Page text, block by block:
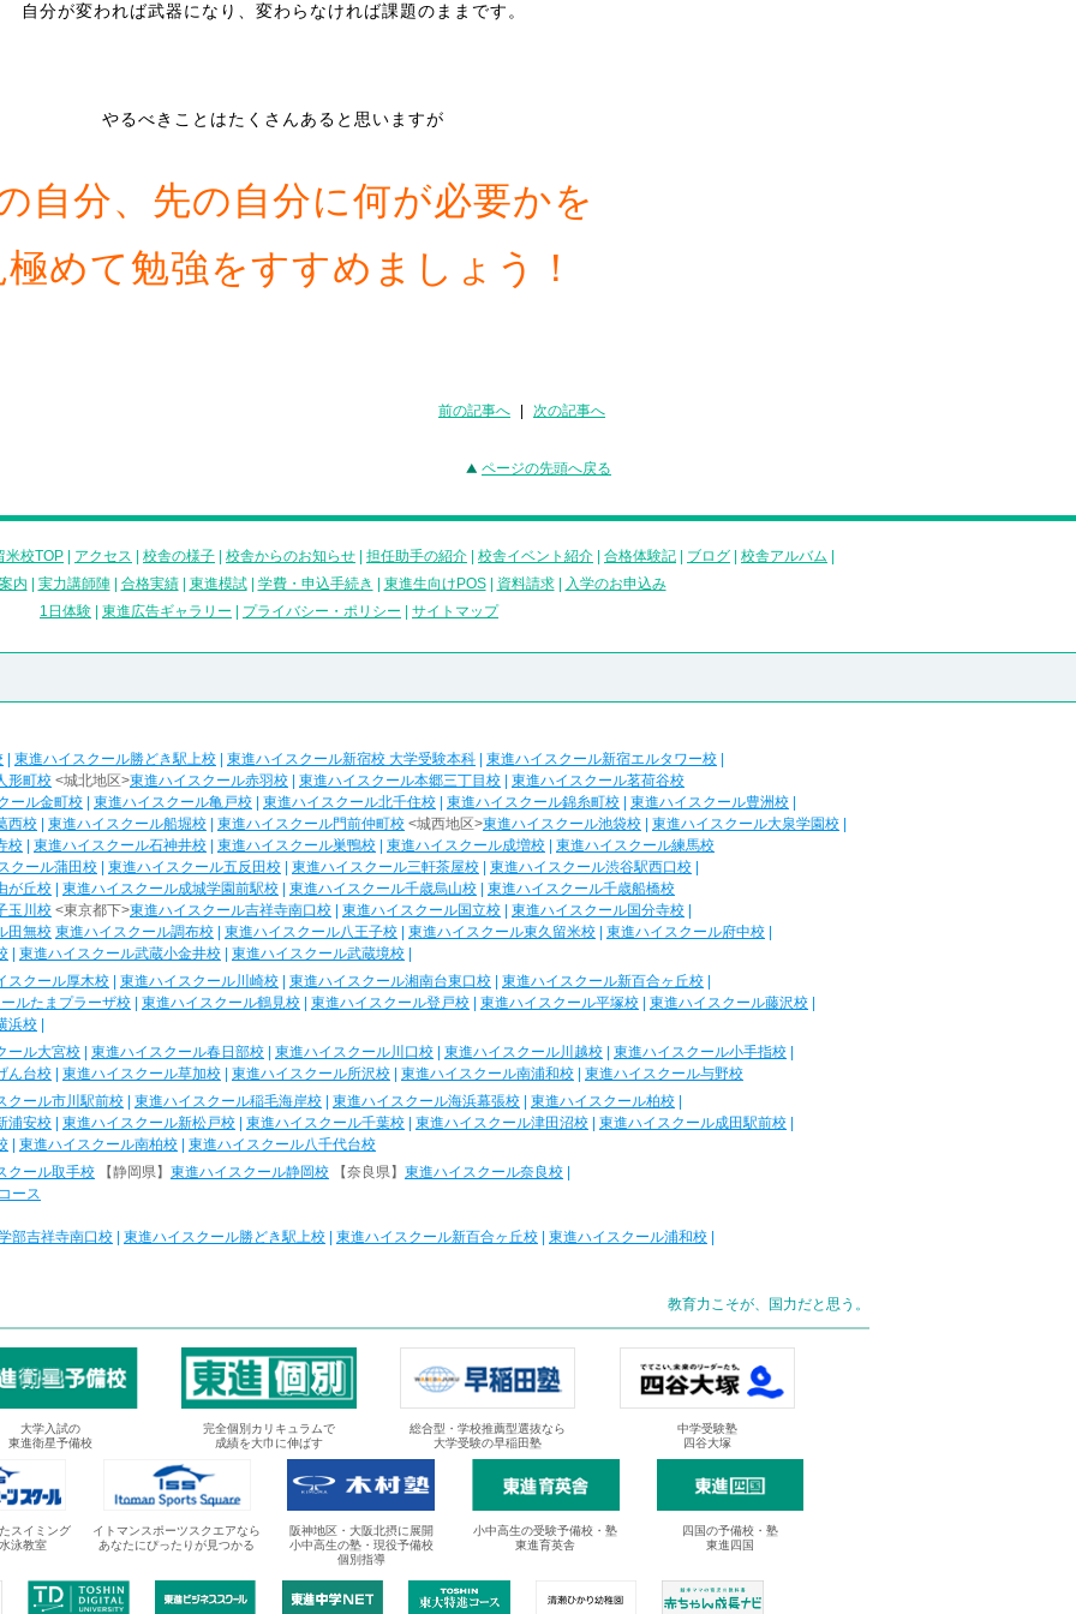
自分が変われば武器になり、変わらなければ課題のままです。
やるべきことはたくさんあると思いますが
自分、先の自分に何が必要かを
極めて勉強をすすめましょう！
前の記事へ 次の記事へ
ページの先頭へ戻る
米校TOP アクセス 校舎の様子 校舎からのお知らせ 担任助手の紹介 校舎イベント紹介 合格体験記 ブログ 校舎アルバム
内
実力講師陣| 合格実績| 東進模試| 学費・申込手続き 東進生向けPOS| 資料請求|
入学のお申込み
1日体験
東進広告ギャラリー プライバシー・ポリシー サイトマップ
東進ハイスクール勝どき駅上校 東進ハイスクール新宿校 大学受験本科 東進ハイスクール新宿エルタワー校
形町校 <城北地区>東進ハイスクール赤羽校 東進ハイスクール本郷三丁目校
東進ハイスクール茗荷谷校
ール金町校
東進ハイスクール亀戸校 東進ハイスクール北千住校 東進ハイスクール錦糸町校 東進ハイスクール豊洲校
西校
東進ハイスクール船堀校 東進ハイスクール門前仲町校 <城西地区>東進ハイスクール池袋校 東進ハイスクール大泉学園校
校
東進ハイスクール石神井校 東進ハイスクール巣鴨校 東進ハイスクール成増校
東進ハイスクール練馬校
クール蒲田校
東進ハイスクール五反田校 東進ハイスクール三軒茶屋校 東進ハイスクール渋谷駅西口校
が丘校
東進ハイスクール成城学園前駅校 東進ハイスクール千歳烏山校
東進ハイスクール千歳船橋校
玉川校 <東京都下>東進ハイスクール吉祥寺南口校 東進ハイスクール国立校 東進ハイスクール国分寺校
田無校 東進ハイスクール調布校 東進ハイスクール八王子校 東進ハイスクール東久留米校 東進ハイスクール府中校
東進ハイスクール武蔵小金井校 東進ハイスクール武蔵境校
スクール厚木校
東進ハイスクール川崎校 東進ハイスクール湘南台東口校 東進ハイスクール新百合ヶ丘校
ルたまプラーザ校
東進ハイスクール鶴見校 東進ハイスクール登戸校 東進ハイスクール平塚校 東進ハイスクール藤沢校
浜校
ール大宮校
東進ハイスクール春日部校 東進ハイスクール川口校 東進ハイスクール川越校 東進ハイスクール小手指校
ん台校
東進ハイスクール草加校 東進ハイスクール所沢校 東進ハイスクール南浦和校
東進ハイスクール与野校
クール市川駅前校
東進ハイスクール稲毛海岸校 東進ハイスクール海浜幕張校 東進ハイスクール柏校
浦安校
東進ハイスクール新松戸校 東進ハイスクール千葉校 東進ハイスクール津田沼校 東進ハイスクール成田駅前校
東進ハイスクール南柏校
東進ハイスクール八千代台校
クール取手校
【静岡県】 東進ハイスクール静岡校 【奈良県】 東進ハイスクール奈良校
ース
部吉祥寺南口校 東進ハイスクール勝どき駅上校 東進ハイスクール新百合ヶ丘校 東進ハイスクール浦和校
教育力こそが、国力だと思う。
大学入試の
東進衛星予備校
完全個別カリキュラムで
成績を大巾に伸ばす
総合型・学校推薦型選抜なら
大学受験の早稲田塾
中学受験塾
四谷大塚
スイミング
泳教室
イトマンスポーツスクエアなら
あなたにぴったりが見つかる
阪神地区・大阪北摂に展開
小中高生の塾・現役予備校
個別指導
小中高生の受験予備校・塾
東進育英舎
四国の予備校・塾
東進四国